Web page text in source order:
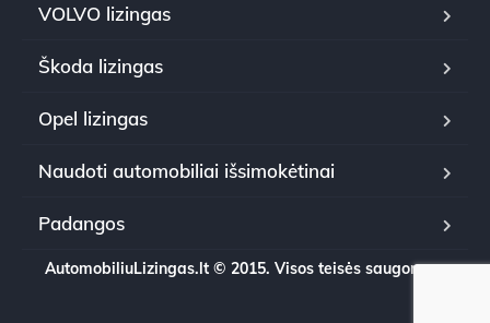
VOLVO lizingas
Škoda lizingas
Opel lizingas
Naudoti automobiliai išsimokėtinai
Padangos
AutomobiliuLizingas.lt © 2015. Visos teisės saugomos.